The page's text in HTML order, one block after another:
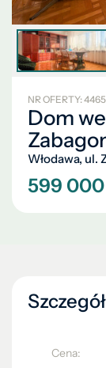
NR OFERTY:
Dom
Włodawa, ul.
599 000
Cena: